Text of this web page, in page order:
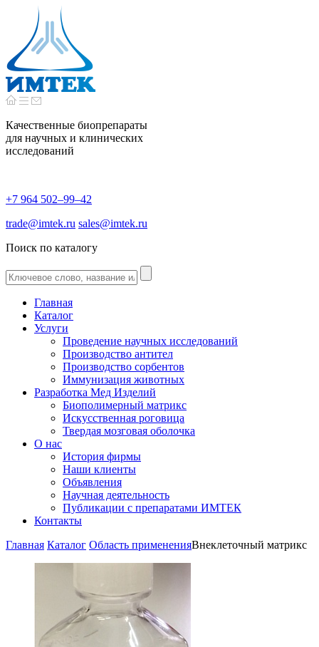
Качественные биопрепараты
для научных и клинических
исследований
+7 964 502–99–42
trade@imtek.ru sales@imtek.ru
Поиск по каталогу
Главная
Каталог
Услуги
Проведение научных исследований
Производство антител
Производство сорбентов
Иммунизация животных
Разработка Мед Изделий
Биополимерный матрикс
Искусственная роговица
Твердая мозговая оболочка
О нас
История фирмы
Наши клиенты
Объявления
Научная деятельность
Публикации с препаратами ИМТЕК
Контакты
Главная Каталог Область примененияВнеклеточный матрикс